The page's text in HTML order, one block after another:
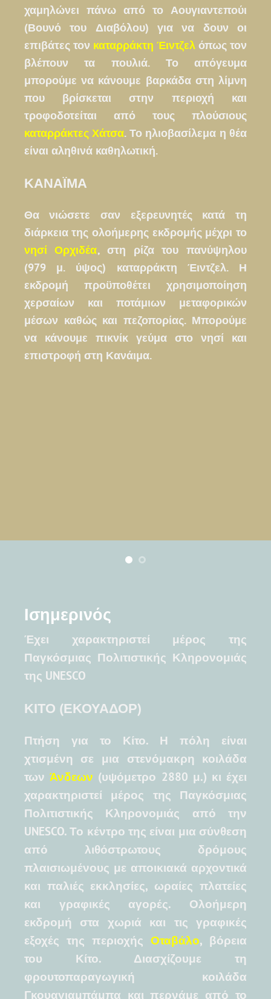
χαμηλώνει πάνω από το Αουγιαντεπούι
(Βουνό του Διαβόλου) για να δουν οι
επιβάτες τον καταρράκτη Έιντζελ όπως τον
βλέπουν τα πουλιά. Το απόγευμα
μπορούμε να κάνουμε βαρκάδα στη λίμνη
που βρίσκεται στην περιοχή και
τροφοδοτείται από τους πλούσιους
καταρράκτες Χάτσα. Το ηλιοβασίλεμα η θέα
είναι αληθινά καθηλωτική.
ΚΑΝΑΪΜΑ
Θα νιώσετε σαν εξερευνητές κατά τη
διάρκεια της ολοήμερης εκδρομής μέχρι το
νησί Ορχιδέα, στη ρίζα του πανύψηλου
(979 μ. ύψος) καταρράκτη Έιντζελ. Η
εκδρομή προϋποθέτει χρησιμοποίηση
χερσαίων και ποτάμιων μεταφορικών
μέσων καθώς και πεζοπορίας. Μπορούμε
να κάνουμε πικνίκ γεύμα στο νησί και
επιστροφή στη Κανάιμα.
Ισημερινός
Έχει χαρακτηριστεί μέρος της
Παγκόσμιας Πολιτιστικής Κληρονομιάς
της UNESCO
ΚΙΤΟ (ΕΚΟΥΑΔΟΡ)
Πτήση για το Κίτο. Η πόλη είναι
χτισμένη σε μια στενόμακρη κοιλάδα
των Άνδεων (υψόμετρο 2880 μ.) κι έχει
χαρακτηριστεί μέρος της Παγκόσμιας
Πολιτιστικής Κληρονομιάς από την
UNESCO. Το κέντρο της είναι μια σύνθεση
από λιθόστρωτους δρόμους
πλαισιωμένους με αποικιακά αρχοντικά
και παλιές εκκλησίες, ωραίες πλατείες
και γραφικές αγορές. Ολοήμερη
εκδρομή στα χωριά και τις γραφικές
εξοχές της περιοχήςΟταβάλο, βόρεια
του Κίτο. Διασχίζουμε τη
φρουτοπαραγωγική κοιλάδα
Γκουαγιαμπάμπα και περνάμε από το